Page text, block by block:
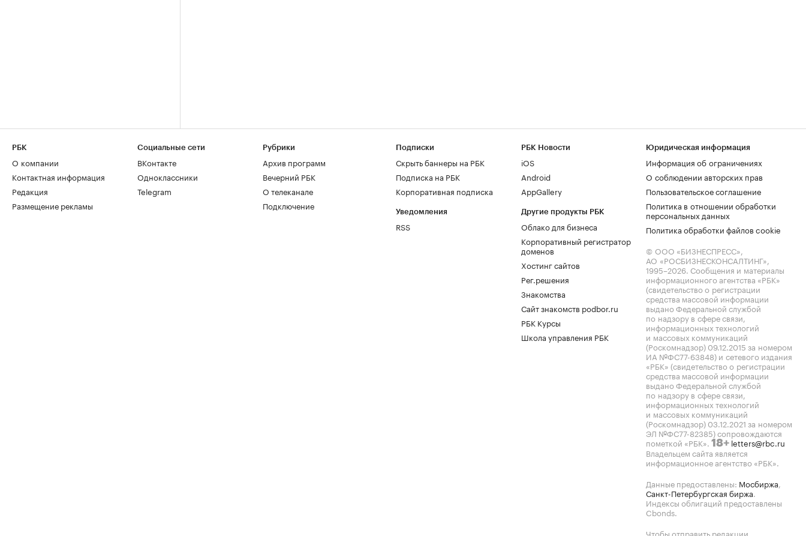
РБК
О компании
Контактная информация
Редакция
Размещение рекламы
Социальные сети
ВКонтакте
Одноклассники
Telegram
Рубрики
Архив программ
Вечерний РБК
О телеканале
Подключение
Подписки
Скрыть баннеры на РБК
Подписка на РБК
Корпоративная подписка
Уведомления
RSS
РБК Новости
iOS
Android
AppGallery
Другие продукты РБК
Облако для бизнеса
Корпоративный регистратор
доменов
Хостинг сайтов
Рег.решения
Знакомства
Сайт знакомств podbor.ru
РБК Курсы
Школа управления РБК
Юридическая информация
Информация об ограничениях
О соблюдении авторских прав
Пользовательское соглашение
Политика в отношении обработки
персональных данных
Политика обработки файлов cookie
© ООО «БИЗНЕСПРЕСС»,
АО «РОСБИЗНЕСКОНСАЛТИНГ»,
1995–2026. Сообщения и материалы
информационного агентства «РБК»
(свидетельство о регистрации
средства массовой информации
выдано Федеральной службой
по надзору в сфере связи,
информационных технологий
и массовых коммуникаций
(Роскомнадзор) 09.12.2015 за номером
ИА №ФС77-63848) и сетевого издания
«РБК» (свидетельство о регистрации
средства массовой информации
выдано Федеральной службой
по надзору в сфере связи,
информационных технологий
и массовых коммуникаций
(Роскомнадзор) 03.12.2021 за номером
ЭЛ №ФС77-82385) сопровождаются
пометкой «РБК». 18+ letters@rbc.ru
Владельцем сайта является
информационное агентство «РБК».
Данные предоставлены: Мосбиржа,
Санкт-Петербургская биржа.
Индексы облигаций предоставлены
Cbonds.
Чтобы отправить редакции